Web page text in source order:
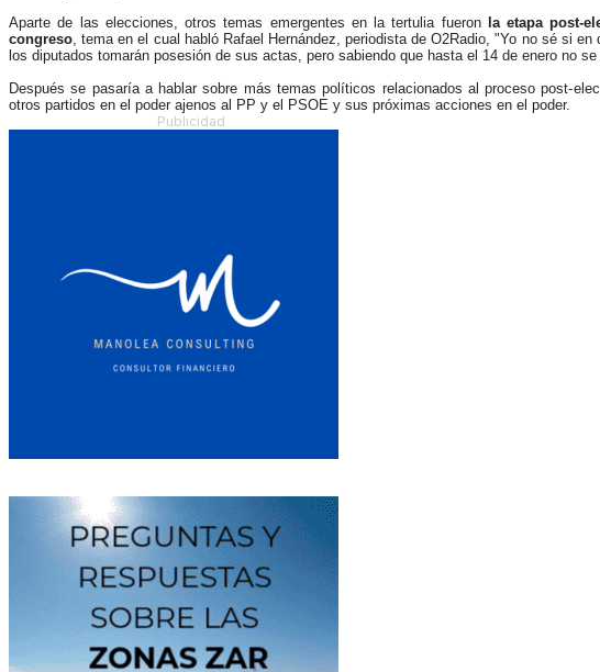
Aparte de las elecciones, otros temas emergentes en la tertulia fueron
la etapa post-
congreso, tema en el cual habló Rafael Hernández, periodista de O2Radio, "Yo no sé si
los diputados tomarán posesión de sus actas, pero sabiendo que hasta el 14 de enero no
Después se pasaría a hablar sobre más temas políticos relacionados al proceso post-
otros partidos en el poder ajenos al PP y el PSOE y sus próximas acciones en el poder.
Publicidad